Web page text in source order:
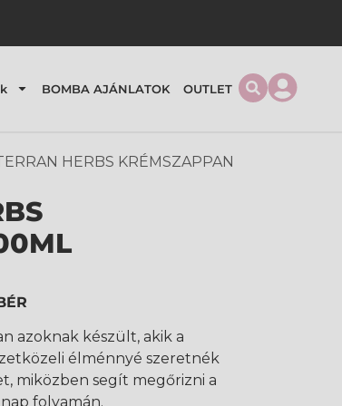
BOMBA AJÁNLATOK OUTLET
HERBS KRÉMSZAPPAN
azoknak készült, akik a
élménnyé szeretnék
miközben segít megőrizni a
folyamán.